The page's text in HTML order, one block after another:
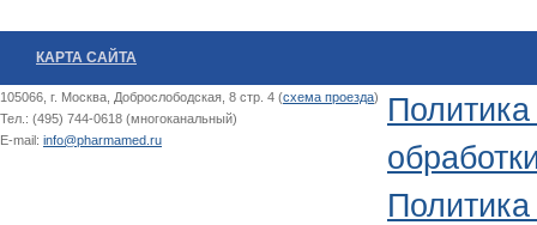
КАРТА САЙТА
105066, г. Москва, Доброслободская, 8 стр. 4 (схема проезда)
Тел.: (495) 744-0618 (многоканальный)
E-mail: info@pharmamed.ru